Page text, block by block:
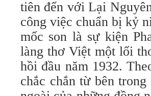
tiên đến với Lại
công việc chuẩn bị kỷ
mốc son là sự kiện
làng thơ Việt một lối
hồi đầu năm 1932.
chắc chắn từ bên